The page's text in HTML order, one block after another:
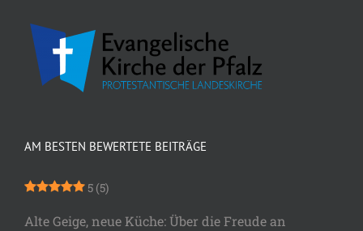
AM BESTEN BEWERTETE BEITRÄGE
5 (5)
Alte Geige, neue Küche: Über die Freude an